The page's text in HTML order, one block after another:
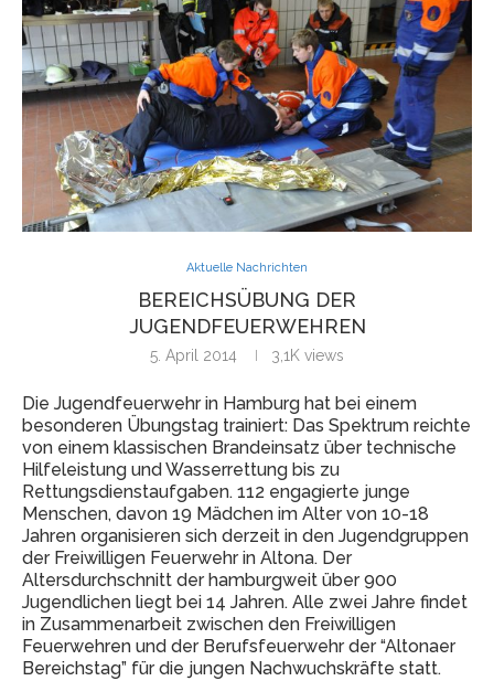
Aktuelle Nachrichten
BEREICHSÜBUNG DER
JUGENDFEUERWEHREN
5. April 2014 3,1K views
Die Jugendfeuerwehr in Hamburg hat bei einem
besonderen Übungstag trainiert: Das Spektrum reichte
von einem klassischen Brandeinsatz über technische
Hilfeleistung und Wasserrettung bis zu
Rettungsdienstaufgaben. 112 engagierte junge
Menschen, davon 19 Mädchen im Alter von 10-18
Jahren organisieren sich derzeit in den Jugendgruppen
der Freiwilligen Feuerwehr in Altona. Der
Altersdurchschnitt der hamburgweit über 900
Jugendlichen liegt bei 14 Jahren. Alle zwei Jahre findet
in Zusammenarbeit zwischen den Freiwilligen
Feuerwehren und der Berufsfeuerwehr der “Altonaer
Bereichstag” für die jungen Nachwuchskräfte statt.